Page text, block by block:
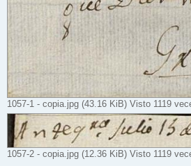
1057-1 - copia.jpg (43.16 KiB) Visto 1119
1057-2 - copia.jpg (12.36 KiB) Visto 1119